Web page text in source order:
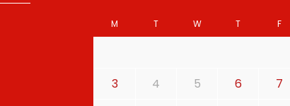
M T W T F
3
4 5 6 7